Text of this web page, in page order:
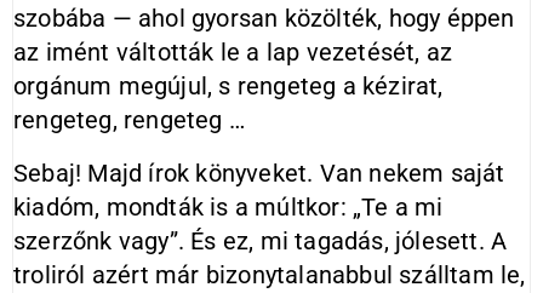
szobába — ahol gyorsan közölték, hogy éppen
az imént váltották le a lap vezetését, az
orgánum megújul, s rengeteg a kézirat,
rengeteg, rengeteg …
Sebaj! Majd írok könyveket. Van nekem saját
kiadóm, mondták is a múltkor: „Te a mi
szerzőnk vagy”. És ez, mi tagadás, jólesett. A
troliról azért már bizonytalanabbul szálltam le,